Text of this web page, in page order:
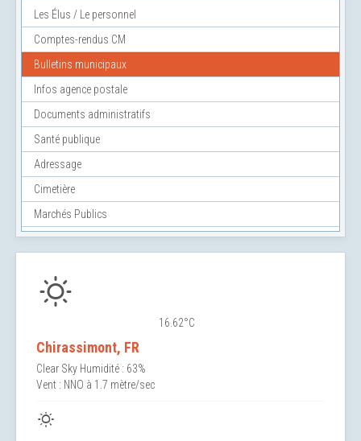
Les Élus / Le personnel
Comptes-rendus CM
Bulletins municipaux
Infos agence postale
Documents administratifs
Santé publique
Adressage
Cimetière
Marchés Publics
16.62°C
Chirassimont, FR
Clear Sky Humidité : 63%
Vent : NNO à 1.7 mètre/sec